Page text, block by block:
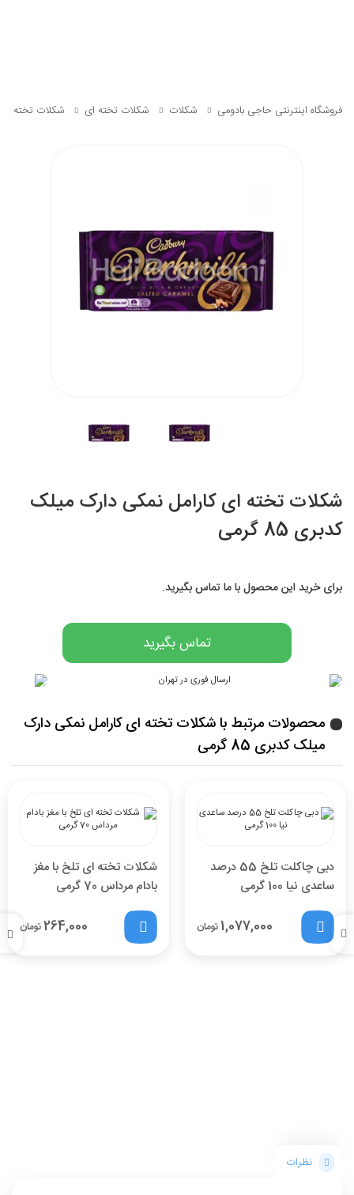
فروشگاه اینترنتی حاجی بادومی شکلات شکلات تخته‌ ای شکلات تخته ای
شکلات تخته ای کارامل نمکی دارک میلک
کدبری 85 گرمی
برای خرید این محصول با ما تماس بگیرید.
تماس بگیرید
محصولات مرتبط با شکلات تخته ای کارامل نمکی دارک
میلک کدبری 85 گرمی
دبی چاکلت تلخ 55 درصد
ساعدی نیا 100 گرمی
1,077,000تومان
شکلات تخته ای تلخ با مغز
بادام مرداس 70 گرمی
264,000تومان
نظرات